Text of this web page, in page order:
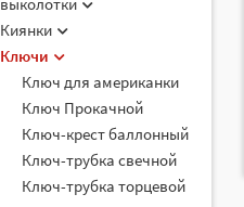
Киянки
Ключи
Ключ для американки
Ключ Прокачной
Ключ-крест баллонный
Ключ-трубка свечной
Ключ-трубка торцевой